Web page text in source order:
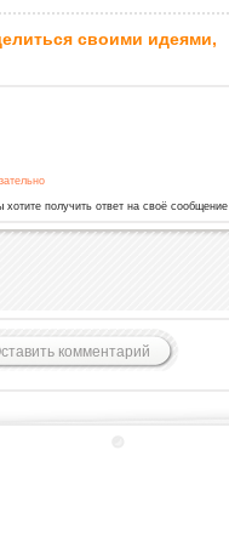
своими идеями,
получить ответ на своё сообщение